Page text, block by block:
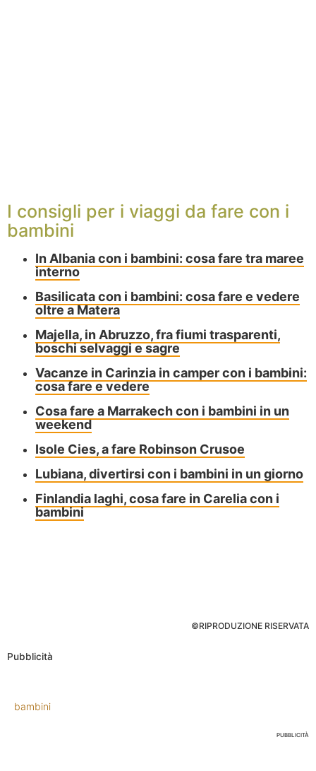
I consigli per i viaggi da fare con i
bambini
In Albania con i bambini: cosa fare tra maree
interno
Basilicata con i bambini: cosa fare e vedere
oltre a Matera
Majella, in Abruzzo, fra fiumi trasparenti,
boschi selvaggi e sagre
Vacanze in Carinzia in camper con i bambini:
cosa fare e vedere
Cosa fare a Marrakech con i bambini in un
weekend
Isole Cies, a fare Robinson Crusoe
Lubiana, divertirsi con i bambini in un giorno
Finlandia laghi, cosa fare in Carelia con i
bambini
©RIPRODUZIONE RISERVATA
Pubblicità
bambini
PUBBLICITÀ